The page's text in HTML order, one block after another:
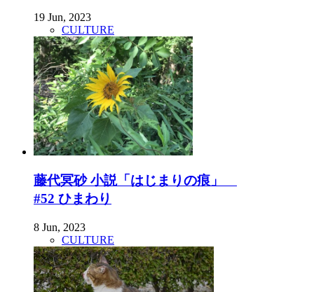
19 Jun, 2023
CULTURE
藤代冥砂 小説「はじまりの痕」
#52 ひまわり
8 Jun, 2023
CULTURE